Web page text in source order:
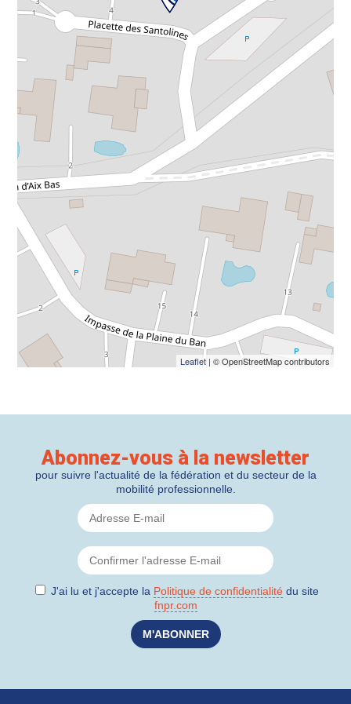
Leaflet| © OpenStreetMap contributors
Abonnez-vous à la newsletter
pour suivre l'actualité de la fédération et du secteur de la
mobilité professionnelle.
J'ai lu et j'accepte la Politique de confidentialité du site
fnpr.com